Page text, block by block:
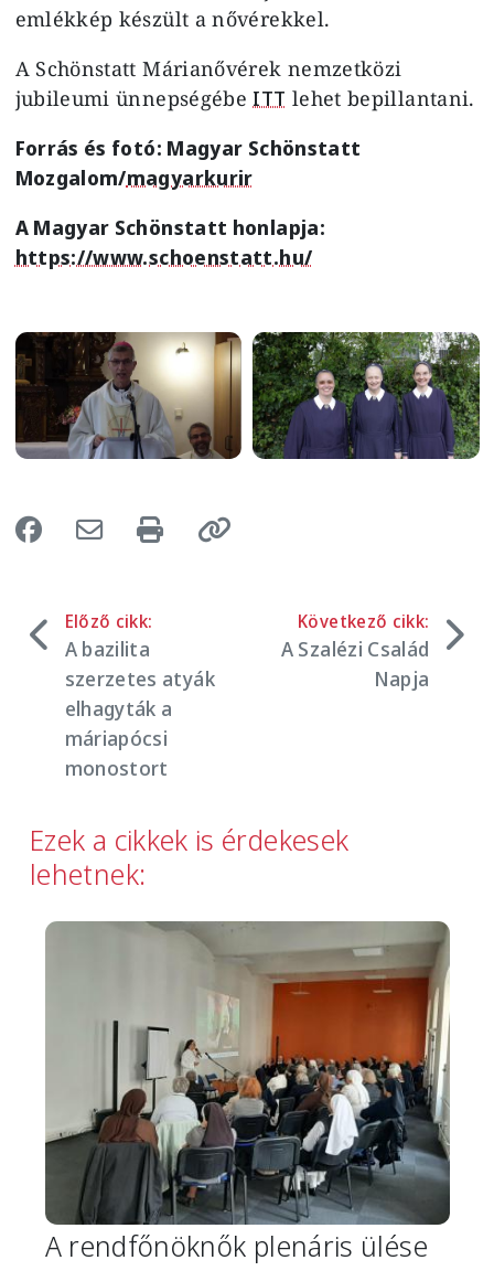
emlékkép készült a nővérekkel.
A Schönstatt Márianővérek nemzetközi
jubileumi ünnepségébe ITT lehet bepillantani.
Forrás és fotó: Magyar Schönstatt
Mozgalom/magyarkurir
A Magyar Schönstatt honlapja:
https://www.schoenstatt.hu/
Image Image
Előző cikk:
A bazilita
szerzetes atyák
elhagyták a
máriapócsi
monostort
Következő cikk:
A Szalézi Család
Napja
Ezek a cikkek is érdekesek
lehetnek:
Image
A rendfőnöknők plenáris ülése